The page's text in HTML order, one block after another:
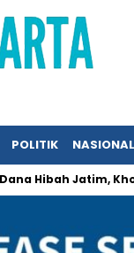
POLITIK NASIONAL
Hibah Jatim,